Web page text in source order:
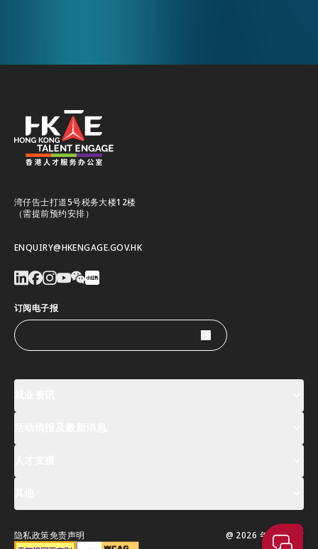
湾仔告士打道5号税务大楼12楼
（需提前预约安排）
ENQUIRY@HKENGAGE.GOV.HK
订阅电子报
薪酬指数
全球人才高峰会周
联络我们
支援服务
移居香港指南
隐私政策免责声明 @ 2026 年版权所有